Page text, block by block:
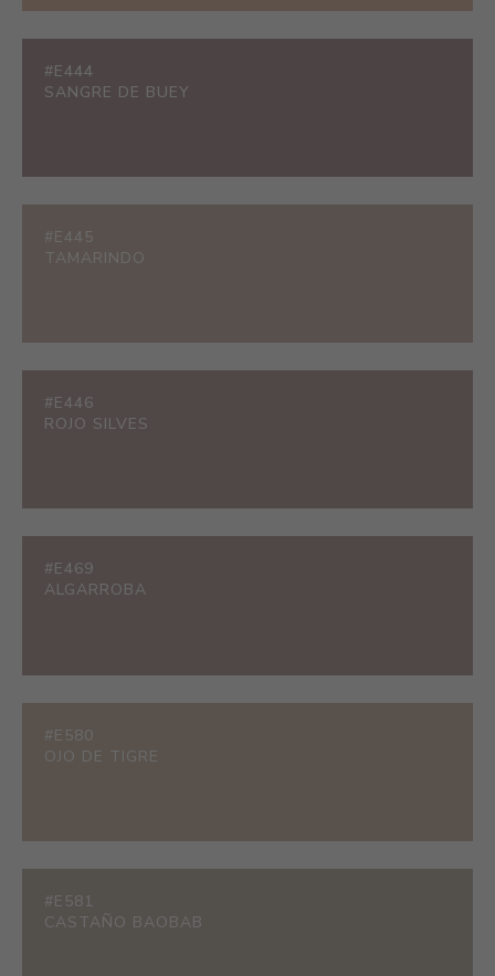
#E444
SANGRE DE BUEY
#E445
TAMARINDO
#E446
ROJO SILVES
#E469
ALGARROBA
#E580
OJO DE TIGRE
#E581
CASTAÑO BAOBAB